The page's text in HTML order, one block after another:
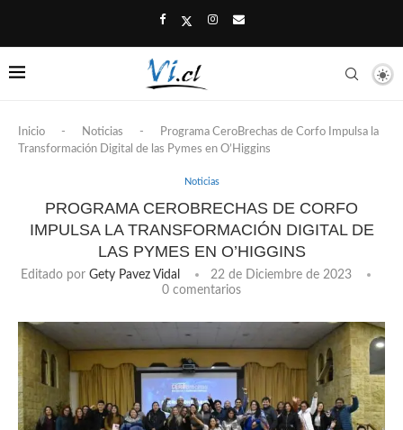
Inicio - Noticias -
Programa CeroBrechas de Corfo Impulsa la
Transformación Digital de las Pymes en O’Higgins
Noticias
PROGRAMA CEROBRECHAS DE CORFO
IMPULSA LA TRANSFORMACIÓN DIGITAL DE
LAS PYMES EN O’HIGGINS
Editado por Gety Pavez Vidal
22 de Diciembre de 2023
0 comentarios